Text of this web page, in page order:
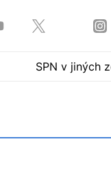
SPN v jiných